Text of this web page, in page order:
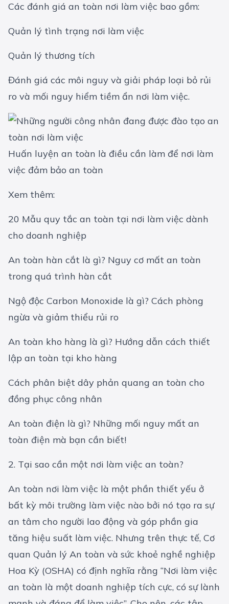
Các đánh giá an toàn nơi làm việc bao gồm:
Quản lý tình trạng nơi làm việc
Quản lý thương tích
Đánh giá các môi nguy và giải pháp loại bỏ rủi
ro và mối nguy hiểm tiềm ẩn nơi làm việc.
Huấn luyện an toàn là điều cần làm để nơi làm
việc đảm bảo an toàn
Xem thêm:
20 Mẫu quy tắc an toàn tại nơi làm việc dành
cho doanh nghiệp
An toàn hàn cắt là gì? Nguy cơ mất an toàn
trong quá trình hàn cắt
Ngộ độc Carbon Monoxide là gì? Cách phòng
ngừa và giảm thiểu rủi ro
An toàn kho hàng là gì? Hướng dẫn cách thiết
lập an toàn tại kho hàng
Cách phân biệt dây phản quang an toàn cho
đồng phục công nhân
An toàn điện là gì? Những mối nguy mất an
toàn điện mà bạn cần biết!
2. Tại sao cần một nơi làm việc an toàn?
An toàn nơi làm việc là một phần thiết yếu ở
bất kỳ môi trường làm việc nào bởi nó tạo ra sự
an tâm cho người lao động và góp phần gia
tăng hiệu suất làm việc. Nhưng trên thực tế, Cơ
quan Quản lý An toàn và sức khoẻ nghề nghiệp
Hoa Kỳ (OSHA) có định nghĩa rằng “Nơi làm việc
an toàn là một doanh nghiệp tích cực, có sự lành